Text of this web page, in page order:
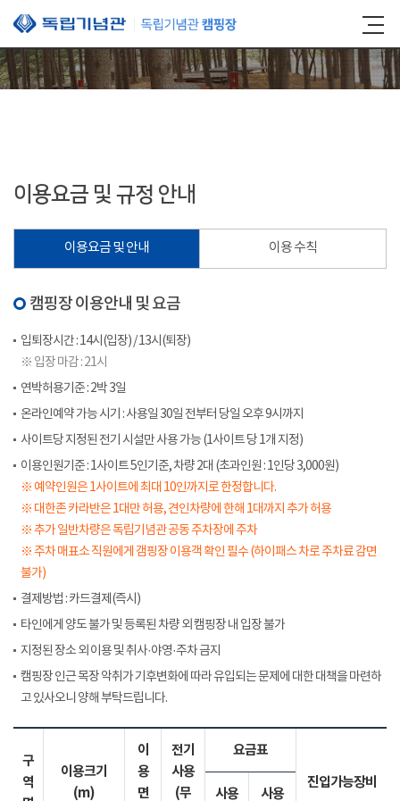
본문 바로가기
이용요금 및 규정 안내
이용요금 및 안내 이용 수칙
캠핑장 이용안내 및 요금
입퇴장시간 : 14시(입장) / 13시(퇴장)
※ 입장 마감 : 21시
연박허용기준 : 2박 3일
온라인예약 가능 시기 : 사용일 30일 전부터 당일 오후 9시까지
사이트당 지정된 전기 시설만 사용 가능 (1사이트 당 1개 지정)
이용인원기준 : 1사이트 5인기준, 차량 2대 (초과인원 : 1인당 3,000원)
※ 예약인원은 1사이트에 최대 10인까지로 한정합니다.
※ 대한존 카라반은 1대만 허용, 견인차량에 한해 1대까지 추가 허용
※ 추가 일반차량은 독립기념관 공동 주차장에 주차
※ 주차 매표소 직원에게 갬핑장 이용객 확인 필수 (하이패스 차로 주차료 감면
불가)
결제방법 : 카드결제(즉시)
타인에게 양도 불가 및 등록된 차량 외 캠핑장 내 입장 불가
지정된 장소 외 이용 및 취사·야영·주차 금지
캠핑장 인근 목장 악취가 기후변화에 따라 유입되는 문제에 대한 대책을 마련하
고 있사오니 양해 부탁드립니다.
구
역
이용크기
(m)
이
용
면
전기
사용
(무
요금표
진입가능장비
사용
사용